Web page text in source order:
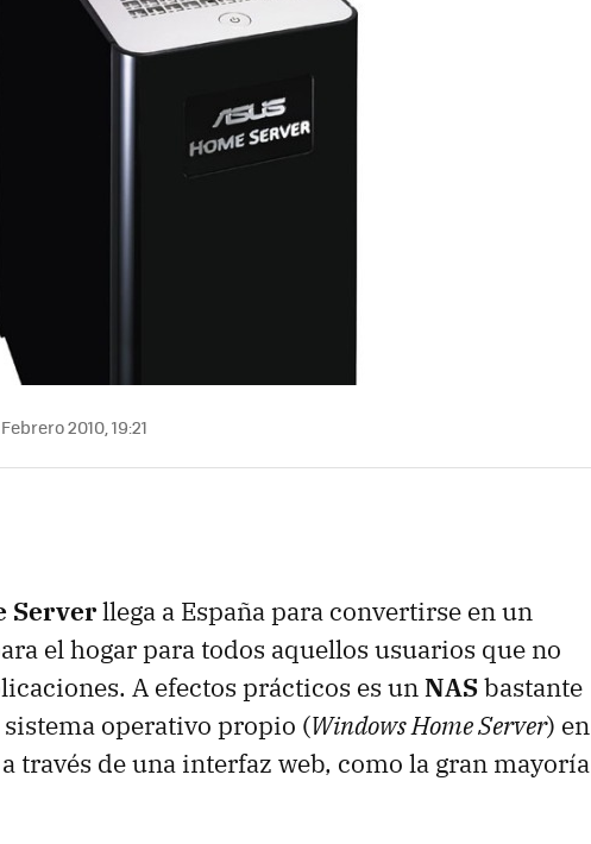
2010, 19:21
Serverllega a España para convertirse en un
el hogar para todos aquellos usuarios que no
A efectos prácticos es unNASbastante
operativo propio (Windows Home Server) en
través de una interfaz web, como la gran mayoría